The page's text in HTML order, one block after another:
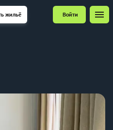
жильё Войти menu